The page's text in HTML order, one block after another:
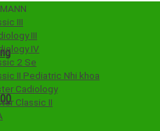
III
III
IV
2 Se
II Pediatric Nhi khoa
Cadiology
Classic II